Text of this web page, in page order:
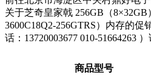
关于芝奇皇家戟 256GB（8×32GB
3600C18Q2-256GTRS）内存的
话：13720003677 010-51664263 ）
商品型号